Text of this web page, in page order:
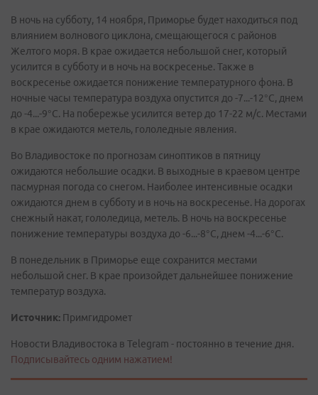
В ночь на субботу, 14 ноября, Приморье будет находиться под
влиянием волнового циклона, смещающегося с районов
Желтого моря. В крае ожидается небольшой снег, который
усилится в субботу и в ночь на воскресенье. Также в
воскресенье ожидается понижение температурного фона. В
ночные часы температура воздуха опустится до -7...-12°С, днем
до -4...-9°С. На побережье усилится ветер до 17-22 м/с. Местами
в крае ожидаются метель, гололедные явления.
Во Владивостоке по прогнозам синоптиков в пятницу
ожидаются небольшие осадки. В выходные в краевом центре
пасмурная погода со снегом. Наиболее интенсивные осадки
ожидаются днем в субботу и в ночь на воскресенье. На дорогах
снежный накат, гололедица, метель. В ночь на воскресенье
понижение температуры воздуха до -6...-8°С, днем -4...-6°С.
В понедельник в Приморье еще сохранится местами
небольшой снег. В крае произойдет дальнейшее понижение
температур воздуха.
Источник: Примгидромет
Новости Владивостока в Telegram - постоянно в течение дня.
Подписывайтесь одним нажатием!